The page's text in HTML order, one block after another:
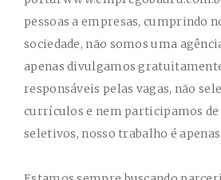
pessoas a empresas, cumprindo
sociedade, não somos uma
apenas divulgamos
responsáveis pelas vagas, não
currículos e nem participamos de
seletivos, nosso trabalho é